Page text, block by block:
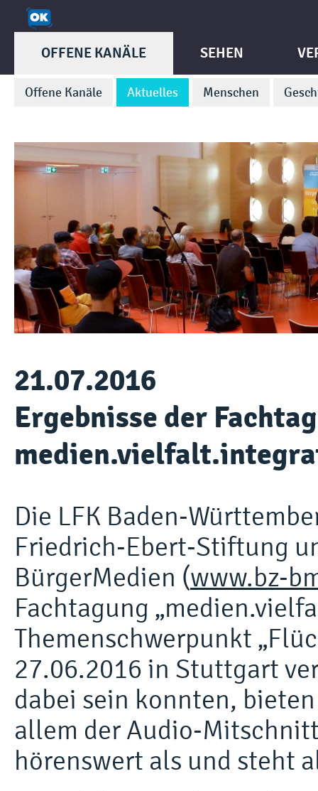
OFFENE KANÄLE
Offene Kanäle Aktuelles Menschen
SEHEN
21.07.2016
Ergebnisse der
Die LFK Baden-
Friedrich-Ebert-Stiftung
BürgerMedien (www.bz-
Fachtagung
Themenschwerpunkt
27.06.2016 in Stuttgart
dabei sein konnten,
allem der Audio-
hörenswert als und steht